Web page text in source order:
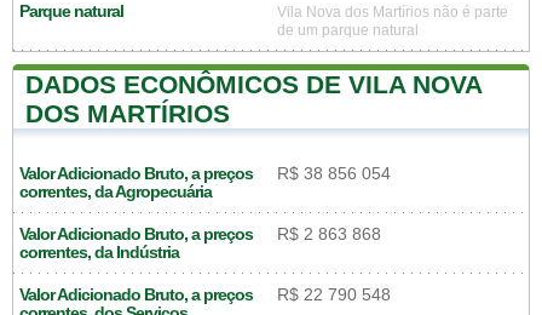
Parque natural
Vila Nova dos Martírios não é parte
de um parque natural
DADOS ECONÔMICOS DE VILA NOVA
DOS MARTÍRIOS
Valor Adicionado Bruto, a preços
correntes, da Agropecuária
R$ 38 856 054
Valor Adicionado Bruto, a preços
correntes, da Indústria
R$ 2 863 868
Valor Adicionado Bruto, a preços
R$ 22 790 548